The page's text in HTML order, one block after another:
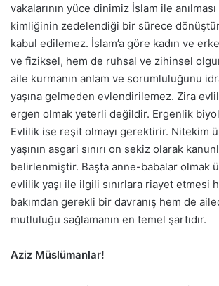
vakalarının yüce dinimiz İslam ile
kimliğinin zedelendiği bir sürece
kabul edilemez. İslam’a göre kadın ve
ve fiziksel, hem de ruhsal ve zihinsel
aile kurmanın anlam ve sorumluluğunu
yaşına gelmeden evlendirilemez. Zira
ergen olmak yeterli değildir. Ergenlik
Evlilik ise reşit olmayı gerektirir. Nitekim
yaşının asgari sınırı on sekiz olarak
belirlenmiştir. Başta anne-babalar olmak
evlilik yaşı ile ilgili sınırlara riayet etmesi
bakımdan gerekli bir davranış hem de
mutluluğu sağlamanın en temel şartıdır.
Aziz Müslümanlar!